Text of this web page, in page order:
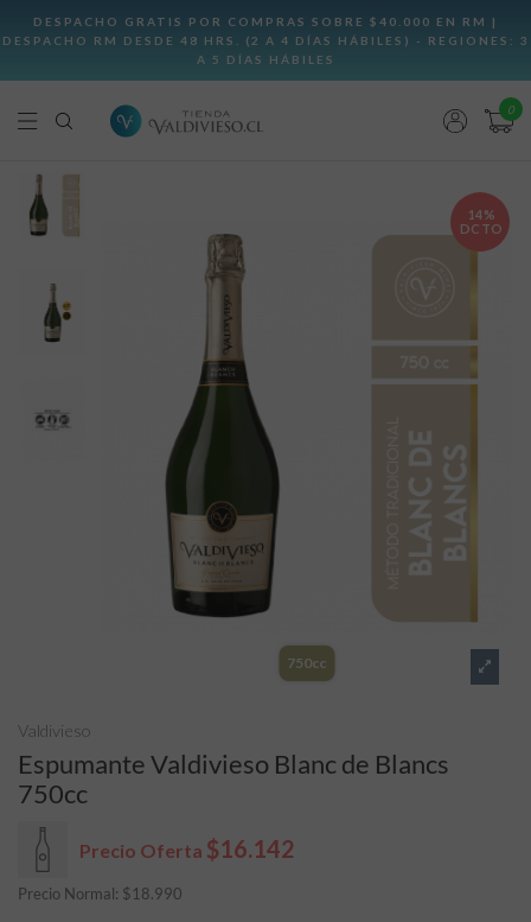
0
14%
DCTO
750cc
Valdivieso
Espumante Valdivieso Blanc de Blancs
750cc
Precio Oferta $16.142
Precio Normal: $18.990